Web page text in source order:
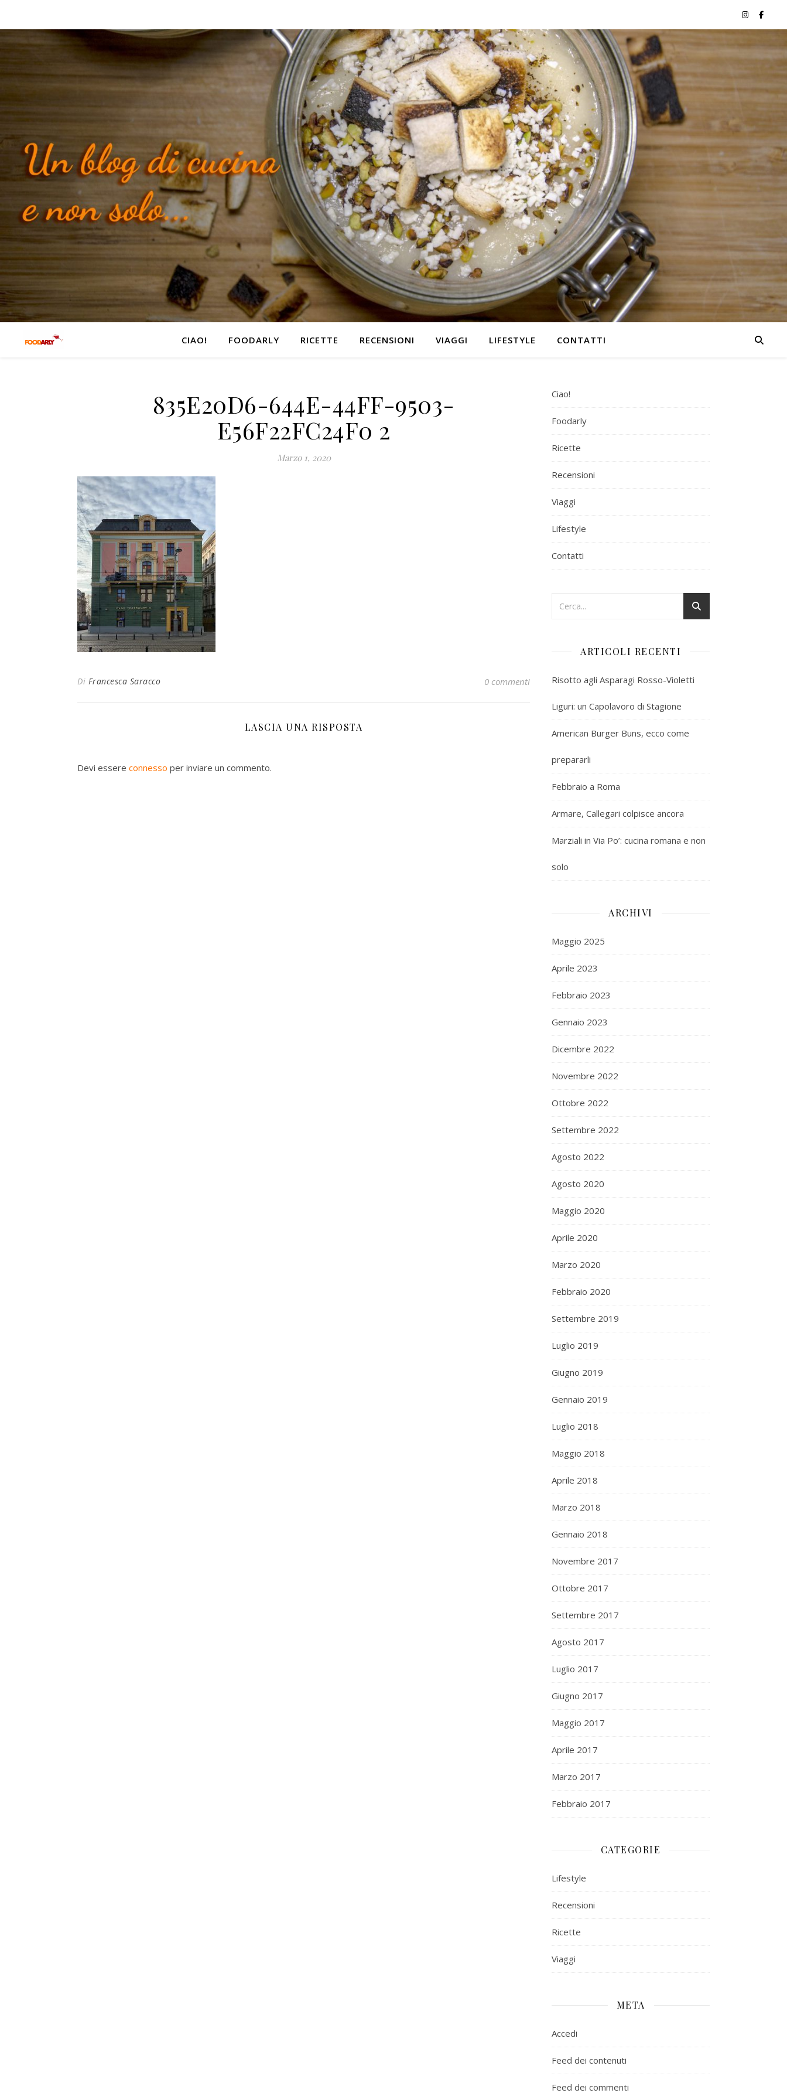
CIAO! FOODARLY RICETTE RECENSIONI VIAGGI LIFESTYLE CONTATTI
835E20D6-644E-44FF-9503-
E56F22FC24F0 2
Marzo 1, 2020
Di Francesca Saracco 0 commenti
LASCIA UNA RISPOSTA
Devi essere connesso per inviare un commento.
Ciao!
Foodarly
Ricette
Recensioni
Viaggi
Lifestyle
Contatti
ARTICOLI RECENTI
Risotto agli Asparagi Rosso-Violetti
Liguri: un Capolavoro di Stagione
American Burger Buns, ecco come
prepararli
Febbraio a Roma
Armare, Callegari colpisce ancora
Marziali in Via Po’: cucina romana e non
solo
ARCHIVI
Maggio 2025
Aprile 2023
Febbraio 2023
Gennaio 2023
Dicembre 2022
Novembre 2022
Ottobre 2022
Settembre 2022
Agosto 2022
Agosto 2020
Maggio 2020
Aprile 2020
Marzo 2020
Febbraio 2020
Settembre 2019
Luglio 2019
Giugno 2019
Gennaio 2019
Luglio 2018
Maggio 2018
Aprile 2018
Marzo 2018
Gennaio 2018
Novembre 2017
Ottobre 2017
Settembre 2017
Agosto 2017
Luglio 2017
Giugno 2017
Maggio 2017
Aprile 2017
Marzo 2017
Febbraio 2017
CATEGORIE
Lifestyle
Recensioni
Ricette
Viaggi
META
Accedi
Feed dei contenuti
Feed dei commenti